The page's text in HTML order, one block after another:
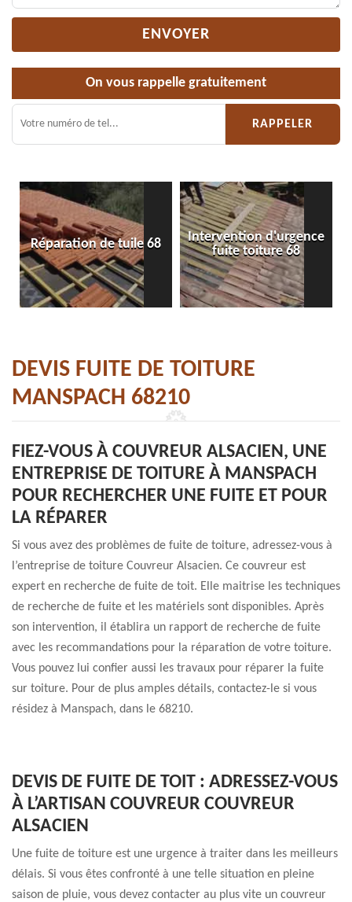
On vous rappelle gratuitement
Réparation de tuile 68
Intervention d'urgence
fuite toiture 68
DEVIS FUITE DE TOITURE
MANSPACH 68210
FIEZ-VOUS À COUVREUR ALSACIEN, UNE
ENTREPRISE DE TOITURE À MANSPACH
POUR RECHERCHER UNE FUITE ET POUR
LA RÉPARER
Si vous avez des problèmes de fuite de toiture, adressez-vous à
l’entreprise de toiture Couvreur Alsacien. Ce couvreur est
expert en recherche de fuite de toit. Elle maitrise les techniques
de recherche de fuite et les matériels sont disponibles. Après
son intervention, il établira un rapport de recherche de fuite
avec les recommandations pour la réparation de votre toiture.
Vous pouvez lui confier aussi les travaux pour réparer la fuite
sur toiture. Pour de plus amples détails, contactez-le si vous
résidez à Manspach, dans le 68210.
DEVIS DE FUITE DE TOIT : ADRESSEZ-VOUS
À L’ARTISAN COUVREUR COUVREUR
ALSACIEN
Une fuite de toiture est une urgence à traiter dans les meilleurs
délais. Si vous êtes confronté à une telle situation en pleine
saison de pluie, vous devez contacter au plus vite un couvreur